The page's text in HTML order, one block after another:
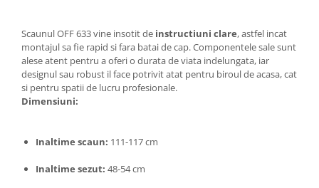
Scaunul OFF 633 vine insotit de instructiuni clare, astfel incat
montajul sa fie rapid si fara batai de cap. Componentele sale sunt
alese atent pentru a oferi o durata de viata indelungata, iar
designul sau robust il face potrivit atat pentru biroul de acasa, cat
si pentru spatii de lucru profesionale.
Dimensiuni:
Inaltime scaun: 111-117 cm
Inaltime sezut: 48-54 cm